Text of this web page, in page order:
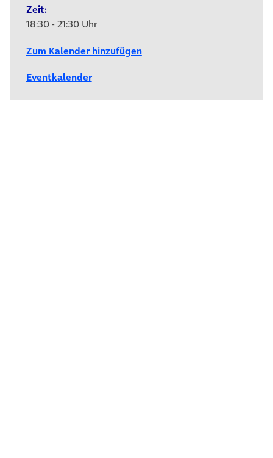
Zeit:
18:30 - 21:30 Uhr
Zum Kalender hinzufügen
Eventkalender